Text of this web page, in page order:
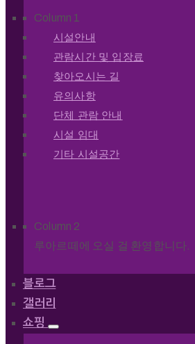
Column 1
시설안내
관람시간 및 입장료
찾아오시는 길
유의사항
단체 관람 안내
시설 임대
기타 시설공간
Column 2
루아르떼에 오실 걸 환영합니다.
블로그
갤러리
쇼핑